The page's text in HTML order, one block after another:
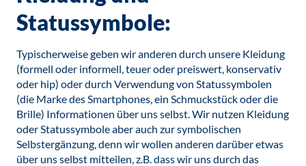
Statussymbole:
Typischerweise geben wir anderen durch unsere Kleidung
(formell oder informell, teuer oder preiswert, konservativ
oder hip) oder durch Verwendung von Statussymbolen
(die Marke des Smartphones, ein Schmuckstück oder die
Brille) Informationen über uns selbst. Wir nutzen Kleidung
oder Statussymbole aber auch zur symbolischen
Selbstergänzung, denn wir wollen anderen darüber etwas
über uns selbst mitteilen, z.B. dass wir uns durch das